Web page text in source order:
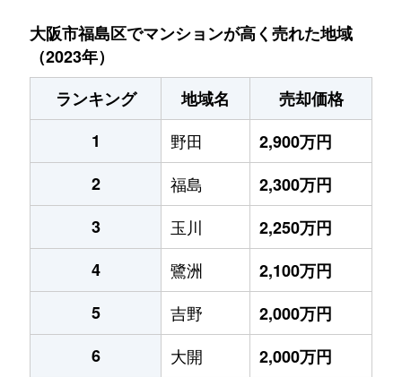
大阪市福島区でマンションが高く売れた地域
（2023年）
ランキング
地域名
売却価格
1
野田
2,900万円
2
福島
2,300万円
3
玉川
2,250万円
4
鷺洲
2,100万円
5
吉野
2,000万円
6
大開
2,000万円